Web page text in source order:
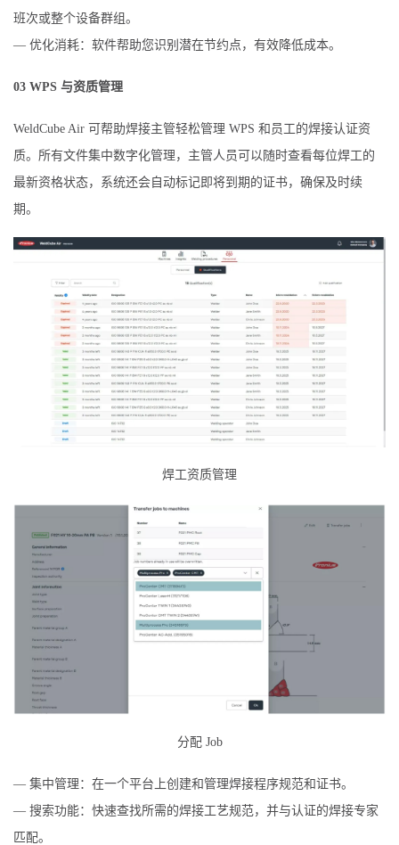
班次或整个设备群组。
— 优化消耗：软件帮助您识别潜在节约点，有效降低成本。
03 WPS 与资质管理
WeldCube Air 可帮助焊接主管轻松管理 WPS 和员工的焊接认证资
质。所有文件集中数字化管理，主管人员可以随时查看每位焊工的
最新资格状态，系统还会自动标记即将到期的证书，确保及时续
期。
焊工资质管理
分配 Job
— 集中管理：在一个平台上创建和管理焊接程序规范和证书。
— 搜索功能：快速查找所需的焊接工艺规范，并与认证的焊接专家
匹配。